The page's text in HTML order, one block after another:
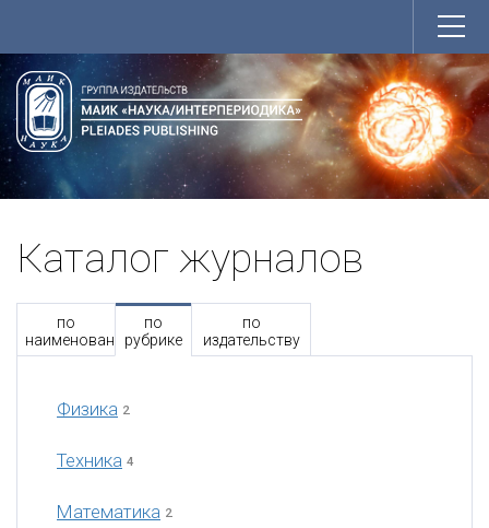
Каталог журналов
по
наименованию
по
рубрике
по
издательству
Физика 2
Техника 4
Математика 2